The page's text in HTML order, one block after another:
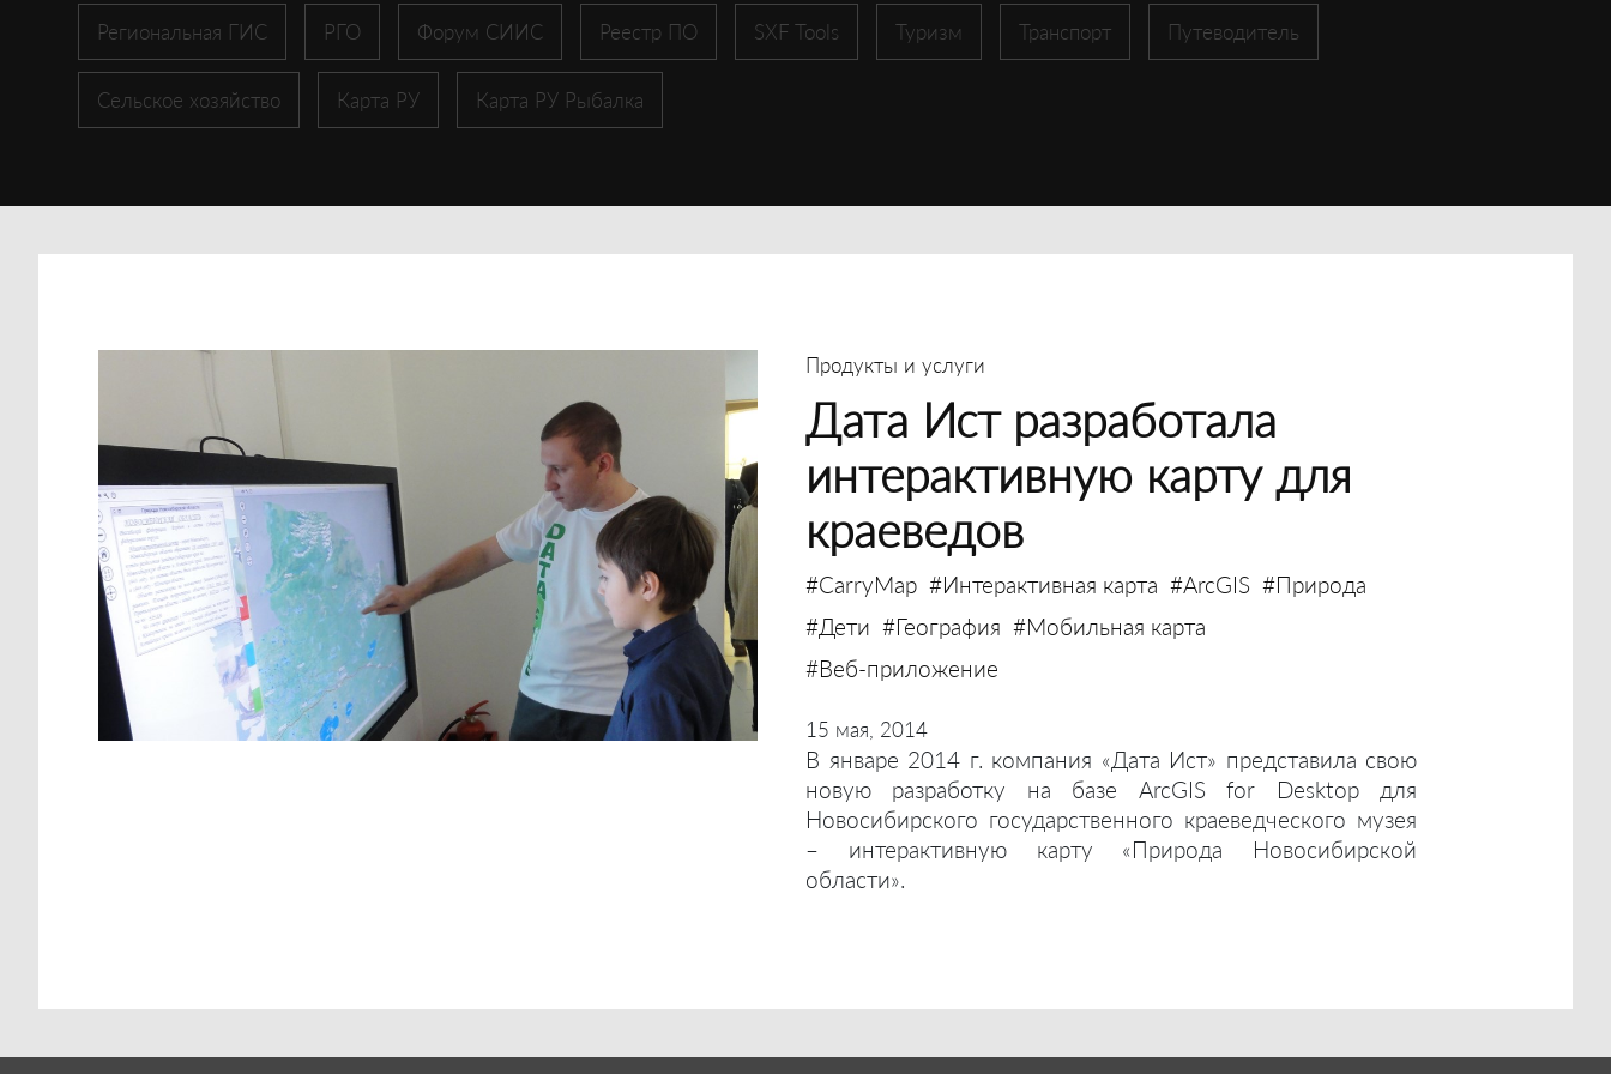
Региональная ГИС РГО Форум СИИС Реестр ПО SXF Tools Туризм Транспорт Путеводитель
Сельское хозяйство Карта РУ Карта РУ Рыбалка
Продукты и услуги
Дата Ист разработала
интерактивную карту для
краеведов
#CarryMap #Интерактивная карта #ArcGIS #Природа
#Дети #География #Мобильная карта
#Веб-приложение
15 мая, 2014
В январе 2014 г. компания «Дата Ист» представила свою
новую разработку на базе ArcGIS for Desktop для
Новосибирского государственного краеведческого музея
– интерактивную карту «Природа Новосибирской
области».